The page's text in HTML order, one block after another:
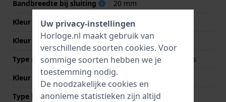
Bandbreedte bij sluiting
20 mm
Kleur Band
Zwart
Kleur stiksel
Groen
Type sluiting
Horlogeband passantjes
Kleur sluiting
Zwart
Type bevestiging
Bandpennen
Uw privacy-instellingen
Horloge.nl maakt gebruik van
verschillende soorten cookies. Voor
sommige soorten hebben we je
toestemming nodig.
De noodzakelijke cookies en
anonieme statistieken zijn altijd